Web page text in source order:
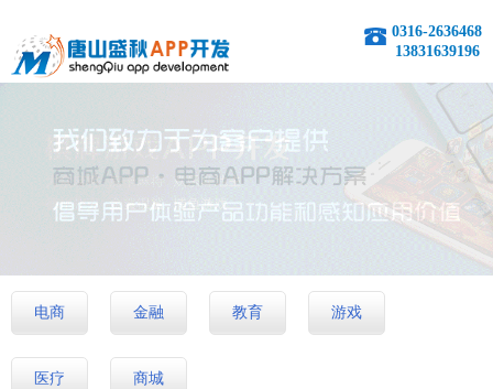
0316-2636468
13831639196
电商 金融 教育 游戏
医疗 商城